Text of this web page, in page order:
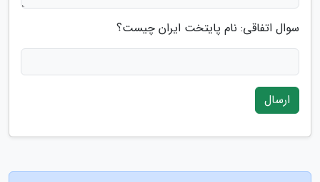
سوال اتفاقی: نام پایتخت ایران چیست؟
ارسال